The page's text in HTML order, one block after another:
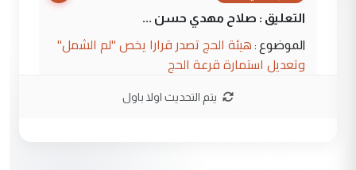
التعليق : صلاح مهدي حسن ...
الموضوع : هيئة الحج تصدر قرارا يخص "لم الشمل"
وتعديل استمارة قرعة الحج
يتم التحديث اولا باول